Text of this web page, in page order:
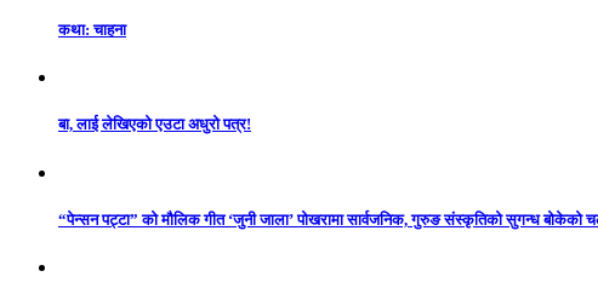
कथा: चाहना
बा, लाई लेखिएको एउटा अधुरो पत्र!
“पेन्सन पट्टा” को मौलिक गीत ‘जुनी जाला’ पोखरामा सार्वजनिक, गुरुङ संस्कृतिको सुगन्ध बोकेको